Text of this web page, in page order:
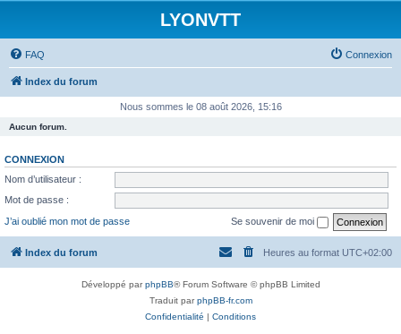
LYONVTT
FAQ Connexion
Index du forum
Nous sommes le 08 août 2026, 15:16
Aucun forum.
CONNEXION
Nom d’utilisateur :
Mot de passe :
J’ai oublié mon mot de passe
Se souvenir de moi
Index du forum Heures au format UTC+02:00
Développé parphpBB® Forum Software © phpBB Limited
Traduit parphpBB-fr.com
Confidentialité | Conditions